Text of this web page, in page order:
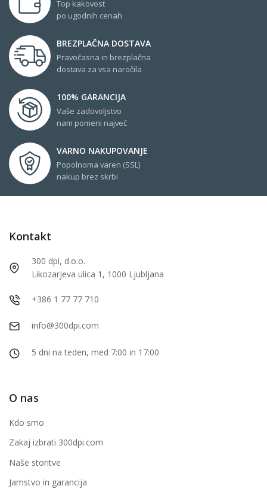
Top kakovost
po ugodnih cenah
BREZPLAČNA DOSTAVA
Pravočasna in brezplačna
dostava za vsa naročila
100% GARANCIJA
Vaše zadovoljstvo
nam pomeni največ
VARNO NAKUPOVANJE
Popolnoma varen (SSL)
nakup brez skrbi
Kontakt
300 dpi, d.o.o.
Likozarjeva ulica 1, 1000 Ljubljana
+386 1 77 77 710
info@300dpi.com
5 dni na teden, med 7:00 in 17:00
O nas
Kdo smo
Zakaj izbrati 300dpi.com
Naše storitve
Jamstvo in garancija